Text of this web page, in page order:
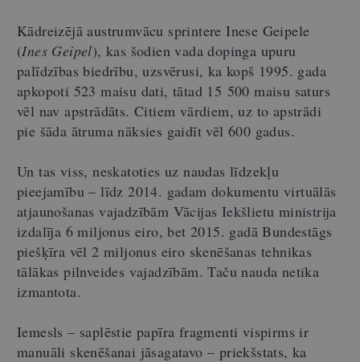
Kādreizējā austrumvācu sprintere Inese Geipele
(Ines Geipel), kas šodien vada dopinga upuru
palīdzības biedrību, uzsvērusi, ka kopš 1995. gada
apkopoti 523 maisu dati, tātad 15 500 maisu saturs
vēl nav apstrādāts. Citiem vārdiem, uz to apstrādi
pie šāda ātruma nāksies gaidīt vēl 600 gadus.
Un tas viss, neskatoties uz naudas līdzekļu
pieejamību – līdz 2014. gadam dokumentu virtuālās
atjaunošanas vajadzībām Vācijas Iekšlietu ministrija
izdalīja 6 miljonus eiro, bet 2015. gadā Bundestāgs
piešķīra vēl 2 miljonus eiro skenēšanas tehnikas
tālākas pilnveides vajadzībām. Taču nauda netika
izmantota.
Iemesls – saplēstie papīra fragmenti vispirms ir
manuāli skenēšanai jāsagatavo – priekšstats, ka